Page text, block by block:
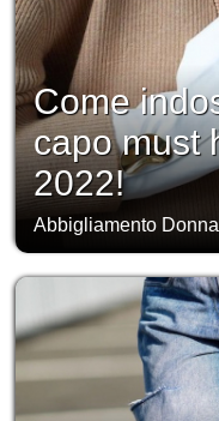
Come
capo must
2022!
Abbigliamento Donna